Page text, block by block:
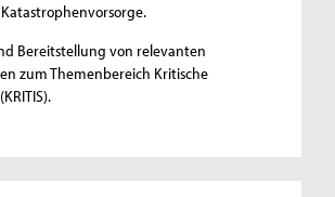
Bereitstellung von relevanten
zum Themenbereich Kritische